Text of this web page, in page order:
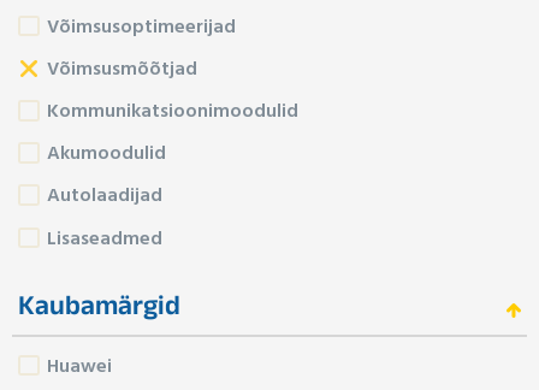
Võimsusoptimeerijad
Võimsusmõõtjad
Kommunikatsioonimoodulid
Akumoodulid
Autolaadijad
Lisaseadmed
Kaubamärgid
Huawei